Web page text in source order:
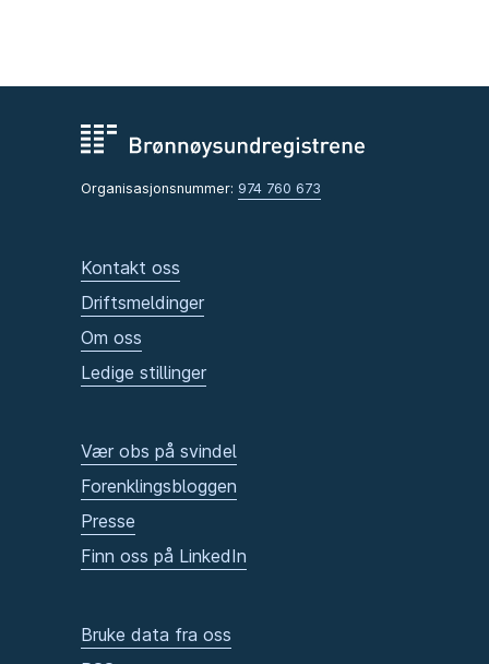
Organisasjonsnummer: 974 760 673
Kontakt oss
Driftsmeldinger
Om oss
Ledige stillinger
Vær obs på svindel
Forenklingsbloggen
Presse
Finn oss på LinkedIn
Bruke data fra oss